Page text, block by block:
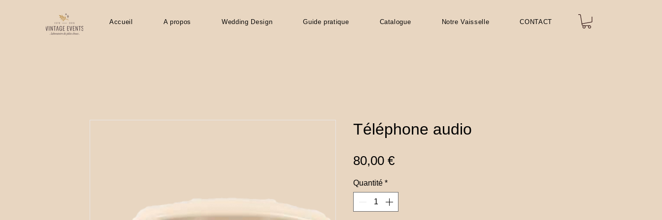
Accueil A propos Wedding Design Guide pratique Catalogue Notre Vaisselle CONTACT
Téléphone audio
80,00 €Prix
Quantité *